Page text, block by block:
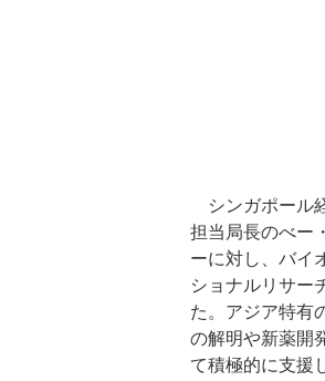
シンガポール
担当局長のべー
ーに対し、バイ
ショナルリサー
た。アジア特有
の解明や新薬開
て積極的に支援